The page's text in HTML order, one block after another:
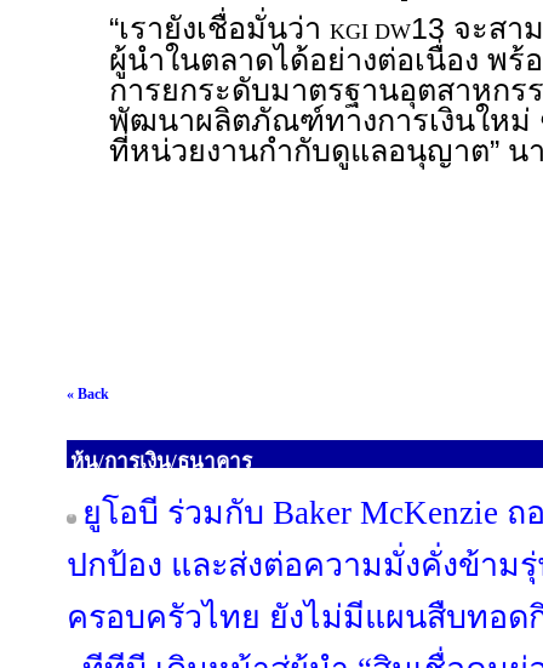
“เรายังเชื่อมั่นว่า KGI DW13 จะสา
ผู้นำในตลาดได้อย่างต่อเนื่อง พ
การยกระดับมาตรฐานอุตสาหกร
พัฒนาผลิตภัณฑ์ทางการเงินใหม่
ที่หน่วยงานกำกับดูแลอนุญาต” น
« Back
หุ้น/การเงิน/ธนาคาร
ยูโอบี ร่วมกับ Baker McKenzie
ปกป้อง และส่งต่อความมั่งคั่งข้าม
ครอบครัวไทย ยังไม่มีแผนสืบทอด